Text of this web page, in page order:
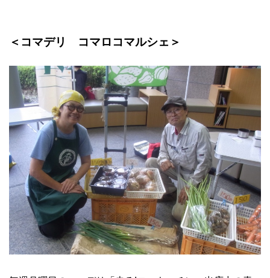
＜コマデリ コマロコマルシェ＞